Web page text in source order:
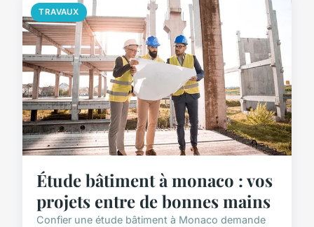
TRAVAUX
Étude bâtiment à monaco : vos
projets entre de bonnes mains
Confier une étude bâtiment à Monaco demande